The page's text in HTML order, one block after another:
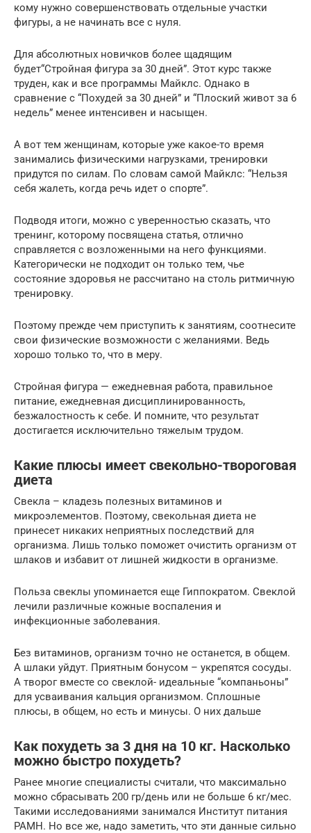
кому нужно совершенствовать отдельные участки
фигуры, а не начинать все с нуля.
Для абсолютных новичков более щадящим
будет“Стройная фигура за 30 дней”. Этот курс также
труден, как и все программы Майклс. Однако в
сравнение с “Похудей за 30 дней” и “Плоский живот за 6
недель” менее интенсивен и насыщен.
А вот тем женщинам, которые уже какое-то время
занимались физическими нагрузками, тренировки
придутся по силам. По словам самой Майклс: “Нельзя
себя жалеть, когда речь идет о спорте”.
Подводя итоги, можно с уверенностью сказать, что
тренинг, которому посвящена статья, отлично
справляется с возложенными на него функциями.
Категорически не подходит он только тем, чье
состояние здоровья не рассчитано на столь ритмичную
тренировку.
Поэтому прежде чем приступить к занятиям, соотнесите
свои физические возможности с желаниями. Ведь
хорошо только то, что в меру.
Стройная фигура — ежедневная работа, правильное
питание, ежедневная дисциплинированность,
безжалостность к себе. И помните, что результат
достигается исключительно тяжелым трудом.
Какие плюсы имеет свекольно-твороговая
диета
Свекла – кладезь полезных витаминов и
микроэлементов. Поэтому, свекольная диета не
принесет никаких неприятных последствий для
организма. Лишь только поможет очистить организм от
шлаков и избавит от лишней жидкости в организме.
Польза свеклы упоминается еще Гиппократом. Свеклой
лечили различные кожные воспаления и
инфекционные заболевания.
Без витаминов, организм точно не останется, в общем.
А шлаки уйдут. Приятным бонусом – укрепятся сосуды.
А творог вместе со свеклой- идеальные “компаньоны”
для усваивания кальция организмом. Сплошные
плюсы, в общем, но есть и минусы. О них дальше
Как похудеть за 3 дня на 10 кг. Насколько
можно быстро похудеть?
Ранее многие специалисты считали, что максимально
можно сбрасывать 200 гр/день или не больше 6 кг/мес.
Такими исследованиями занимался Институт питания
РАМН. Но все же, надо заметить, что эти данные сильно